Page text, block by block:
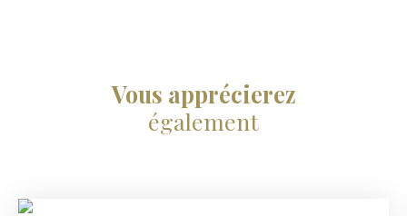
Vous apprécierez
également